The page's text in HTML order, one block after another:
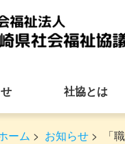
社協とは
ーム > お知らせ > 「